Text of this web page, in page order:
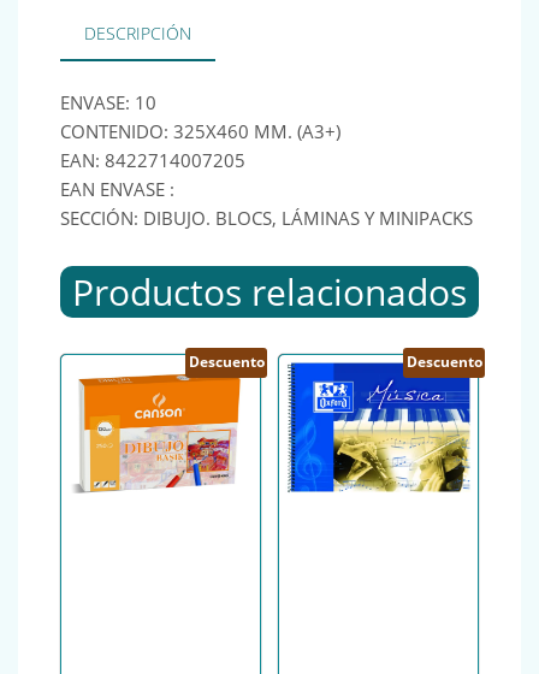
DESCRIPCIÓN
ENVASE: 10
CONTENIDO: 325X460 MM. (A3+)
EAN: 8422714007205
EAN ENVASE :
SECCIÓN: DIBUJO. BLOCS, LÁMINAS Y MINIPACKS
Productos relacionados
Descuento Descuento